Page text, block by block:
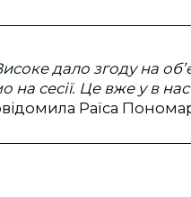
дало згоду на
сесії. Це вже у в
Раїса